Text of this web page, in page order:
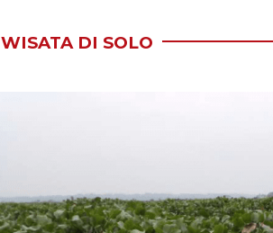
WISATA DI SOLO